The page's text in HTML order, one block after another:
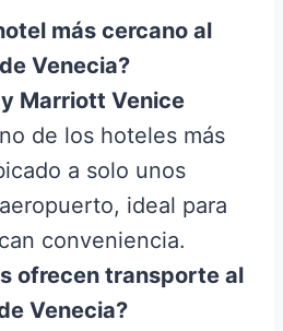
más cercano al
Venecia?
Marriott Venice
de los hoteles más
a solo unos
ideal para
conveniencia.
ofrecen transporte al
Venecia?